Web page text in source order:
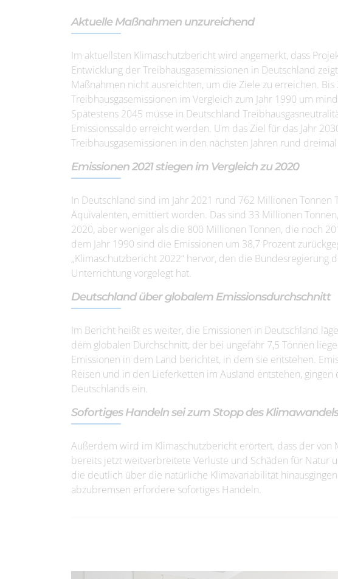
Aktuelle Maßnahmen unzureichend
Im aktuellsten Klimaschutzbericht wird angemerkt, dass
Entwicklung der Treibhausgasemissionen in Deutschland
Maßnahmen nicht ausreichten, um die Ziele zu erreichen.
Treibhausgasemissionen im Vergleich zum Jahr 1990 um
Spätestens 2045 müsse in Deutschland
Emissionssaldo erreicht werden. Um das Ziel für das Jahr
Treibhausgasemissionen in den nächsten Jahren rund
Emissionen 2021 stiegen im Vergleich zu 2020
In Deutschland sind im Jahr 2021 rund 762 Millionen Tonnen
Äquivalenten, emittiert worden. Das sind 33 Millionen
2020, aber weniger als die 800 Millionen Tonnen, die noch
dem Jahr 1990 sind die Emissionen um 38,7 Prozent
„Klimaschutzbericht 2022“ hervor, den die Bundesregierung
Unterrichtung vorgelegt hat.
Deutschland über globalem Emissionsdurchschnitt
Im Bericht heißt es weiter, die Emissionen in Deutschland
dem globalen Durchschnitt, der bei ungefähr 7,5 Tonnen
Emissionen in dem Land berichtet, in dem sie entstehen.
Reisen und in den Lieferketten im Ausland entstehen,
Deutschlands ein.
Sofortiges Handeln sei zum Stopp des
Außerdem wird im Klimaschutzbericht erörtert, dass der von
bereits jetzt weitverbreitete Verluste und Schäden für Natur
die deutlich über die natürliche Klimavariabilität
abzubremsen erfordere sofortiges Handeln.